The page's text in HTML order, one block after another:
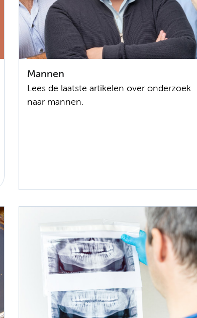
Mannen
Lees de laatste artikelen over onderzoek
naar mannen.